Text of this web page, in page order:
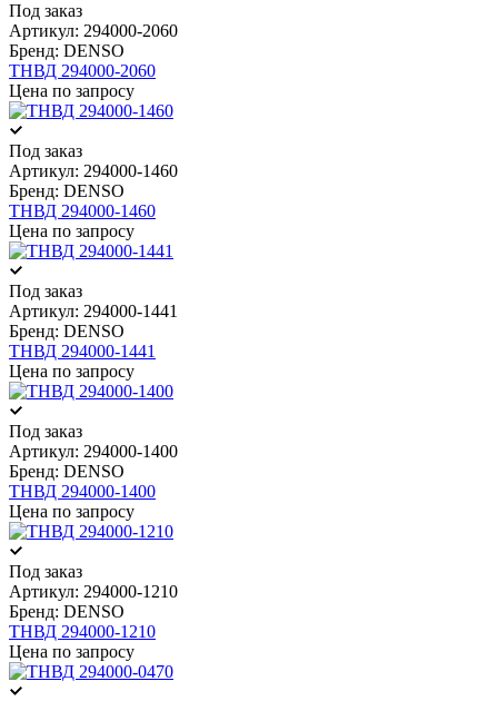
Под заказ
Артикул: 294000-2060
Бренд: DENSO
ТНВД 294000-2060
Цена по запросу
Под заказ
Артикул: 294000-1460
Бренд: DENSO
ТНВД 294000-1460
Цена по запросу
Под заказ
Артикул: 294000-1441
Бренд: DENSO
ТНВД 294000-1441
Цена по запросу
Под заказ
Артикул: 294000-1400
Бренд: DENSO
ТНВД 294000-1400
Цена по запросу
Под заказ
Артикул: 294000-1210
Бренд: DENSO
ТНВД 294000-1210
Цена по запросу